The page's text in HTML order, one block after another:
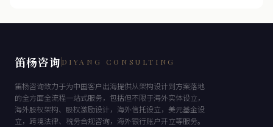
笛杨咨询 DIYANG CONSULTING
笛杨咨询致力于为中国客户出海提供从架构设计到方案落地
的全方面全流程一站式服务，包括但不限于海外实体设立，
海外股权架构、股权激励设计，海外信托设立，美元基金设
立，跨境法律、税务合规咨询，海外银行账户开立等服务。